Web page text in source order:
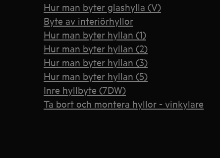
Hur man byter glashylla (V)
Byte av interiörhyllor
Hur man byter hyllan (1)
Hur man byter hyllan (2)
Hur man byter hyllan (3)
Hur man byter hyllan (5)
Inre hyllbyte (7DW)
Ta bort och montera hyllor - vinkylare